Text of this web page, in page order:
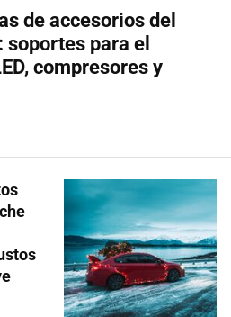
de accesorios del
soportes para el
compresores y